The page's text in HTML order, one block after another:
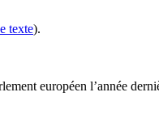
texte).
européen l’année